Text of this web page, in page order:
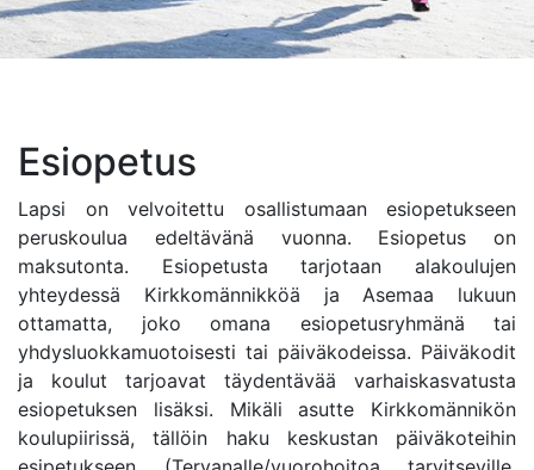
Esiopetus
Lapsi on velvoitettu osallistumaan esiopetukseen
peruskoulua edeltävänä vuonna. Esiopetus on
maksutonta. Esiopetusta tarjotaan alakoulujen
yhteydessä Kirkkomännikköä ja Asemaa lukuun
ottamatta, joko omana esiopetusryhmänä tai
yhdysluokkamuotoisesti tai päiväkodeissa. Päiväkodit
ja koulut tarjoavat täydentävää varhaiskasvatusta
esiopetuksen lisäksi. Mikäli asutte Kirkkomännikön
koulupiirissä, tällöin haku keskustan päiväkoteihin